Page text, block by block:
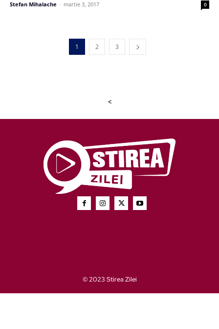
Stefan Mihalache - martie 3, 2017 0
1 2 3
<
© 2023 Stirea Zilei